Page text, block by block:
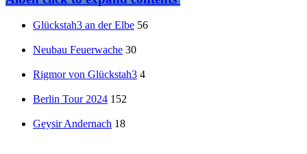
Glückstah3 an der Elbe 56
Neubau Feuerwache 30
Rigmor von Glückstah3 4
Berlin Tour 2024 152
Geysir Andernach 18